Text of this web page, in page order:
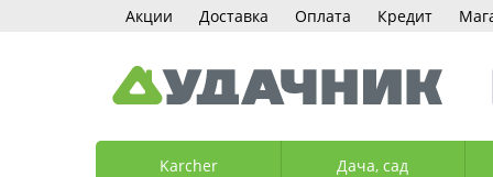
Акции Доставка Оплата Кредит
Karcher Дача, сад